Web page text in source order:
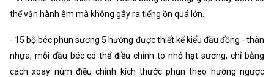
thể vận hành êm mà không gây ra tiếng ồn quá lớn.
- 15 bộ béc phun sương 5 hướng được thiết kế kiểu đầu đồng - thân
nhựa, mỗi đầu béc có thể điều chỉnh to nhỏ hạt sương, chỉ bằng
cách xoay núm điều chỉnh kích thước phun theo hướng ngược